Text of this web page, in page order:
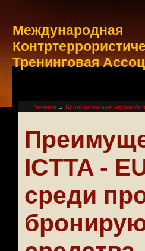
Международная
Тренинговая
Главная → Бронированные
ICTTA -
среди